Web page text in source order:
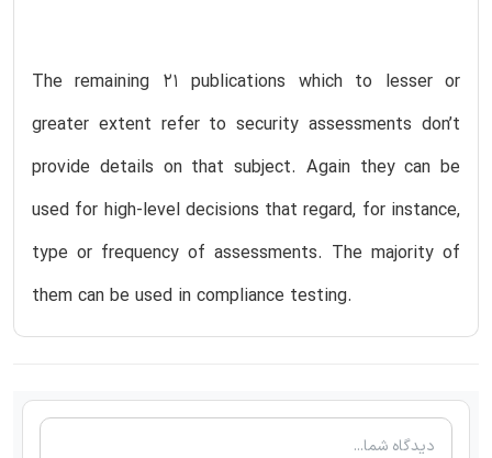
The remaining 21 publications which to lesser or
greater extent refer to security assessments don’t
provide details on that subject. Again they can be
used for high-level decisions that regard, for instance,
type or frequency of assessments. The majority of
them can be used in compliance testing.